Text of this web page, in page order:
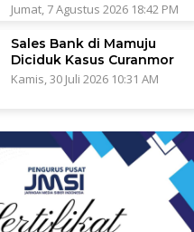
Jumat, 7 Agustus 2026 18:42 PM
Sales Bank di Mamuju
Diciduk Kasus Curanmor
Kamis, 30 Juli 2026 10:31 AM